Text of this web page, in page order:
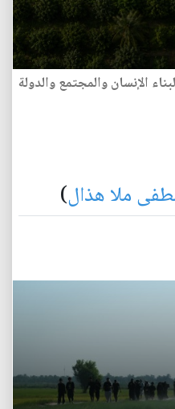
الإنسان والمجتمع والدولة
ملا هذال)